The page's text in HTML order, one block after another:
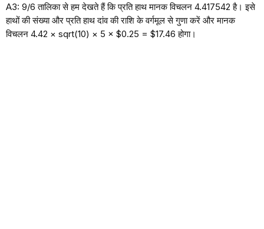
A3: 9/6 तालिका से हम देखते हैं कि प्रति हाथ मानक विचलन 4.417542 है। इसे
हाथों की संख्या और प्रति हाथ दांव की राशि के वर्गमूल से गुणा करें और मानक
विचलन 4.42 × sqrt(10) × 5 × $0.25 = $17.46 होगा।